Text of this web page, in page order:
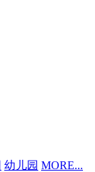
幼儿园 MORE...